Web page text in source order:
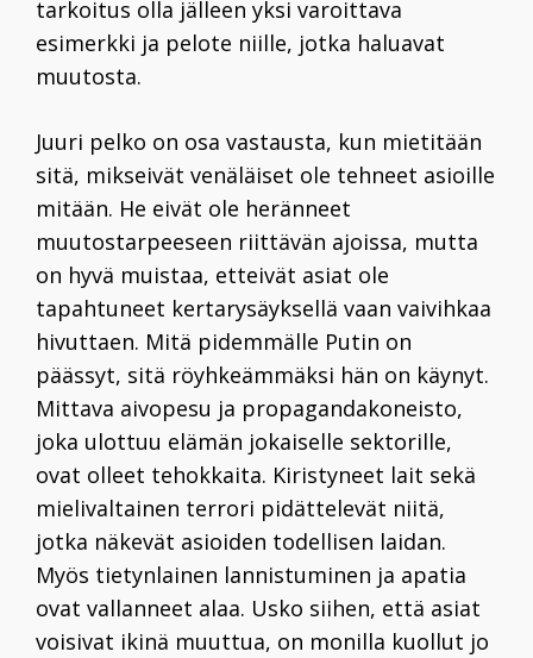
tarkoitus olla jälleen yksi varoittava
esimerkki ja pelote niille, jotka haluavat
muutosta.
Juuri pelko on osa vastausta, kun mietitään
sitä, mikseivät venäläiset ole tehneet asioille
mitään. He eivät ole heränneet
muutostarpeeseen riittävän ajoissa, mutta
on hyvä muistaa, etteivät asiat ole
tapahtuneet kertarysäyksellä vaan vaivihkaa
hivuttaen. Mitä pidemmälle Putin on
päässyt, sitä röyhkeämmäksi hän on käynyt.
Mittava aivopesu ja propagandakoneisto,
joka ulottuu elämän jokaiselle sektorille,
ovat olleet tehokkaita. Kiristyneet lait sekä
mielivaltainen terrori pidättelevät niitä,
jotka näkevät asioiden todellisen laidan.
Myös tietynlainen lannistuminen ja apatia
ovat vallanneet alaa. Usko siihen, että asiat
voisivat ikinä muuttua, on monilla kuollut jo